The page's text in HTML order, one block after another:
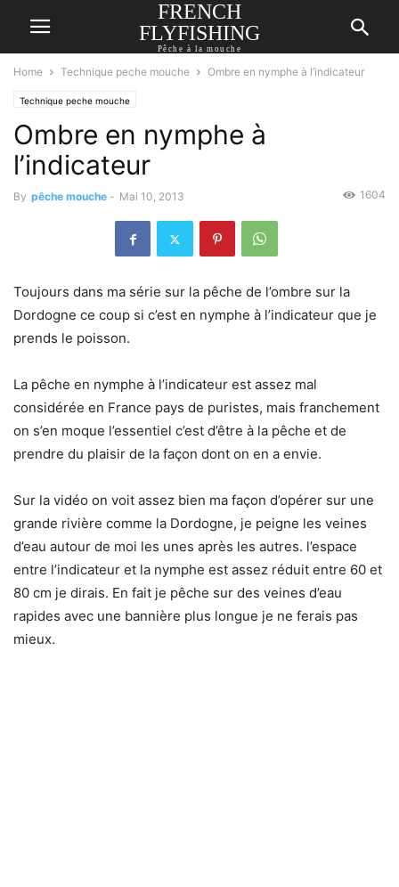
FRENCH
FLYFISHING
Pêche à la mouche
Home Technique peche mouche Ombre en nymphe à l’indicateur
Technique peche mouche
Ombre en nymphe à
l’indicateur
By pêche mouche - Mai 10, 2013 1604
Toujours dans ma série sur la pêche de l’ombre sur la
Dordogne ce coup si c’est en nymphe à l’indicateur que je
prends le poisson.
La pêche en nymphe à l’indicateur est assez mal
considérée en France pays de puristes, mais franchement
on s’en moque l’essentiel c’est d’être à la pêche et de
prendre du plaisir de la façon dont on en a envie.
Sur la vidéo on voit assez bien ma façon d’opérer sur une
grande rivière comme la Dordogne, je peigne les veines
d’eau autour de moi les unes après les autres. l’espace
entre l’indicateur et la nymphe est assez réduit entre 60 et
80 cm je dirais. En fait je pêche sur des veines d’eau
rapides avec une bannière plus longue je ne ferais pas
mieux.